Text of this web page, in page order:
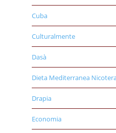
Cuba
Culturalmente
Dasà
Dieta Mediterranea
Drapia
Economia